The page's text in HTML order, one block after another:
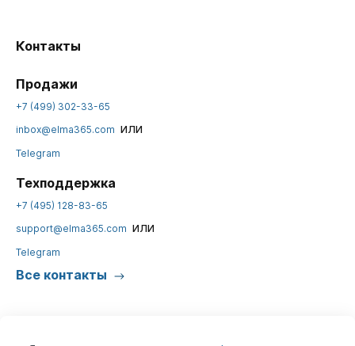
Контакты
Продажи
+7 (499) 302-33-65
inbox@elma365.com или
Telegram
Техподдержка
+7 (495) 128-83-65
support@elma365.com или
Telegram
Все контакты